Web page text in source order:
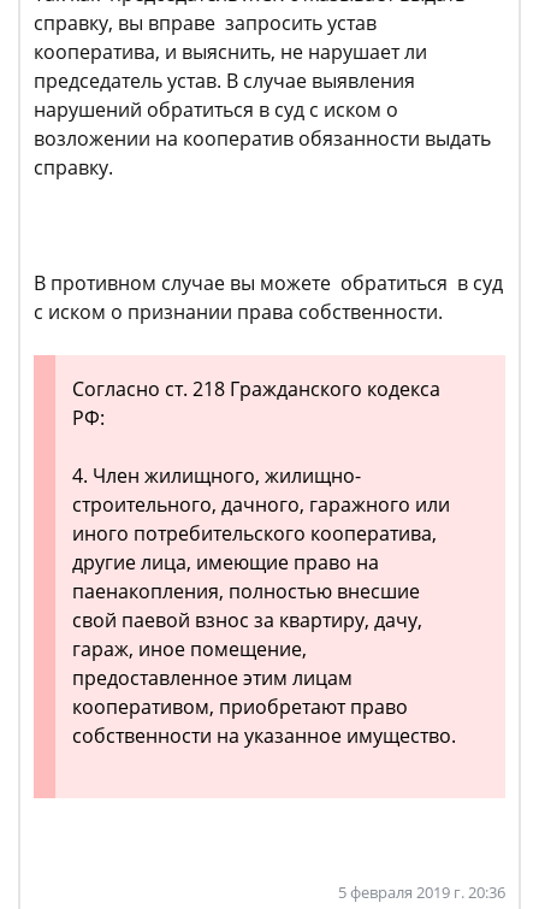
справку, вы вправе запросить устав
кооператива, и выяснить, не нарушает ли
председатель устав. В случае выявления
нарушений обратиться в суд с иском о
возложении на кооператив обязанности выдать
справку.
В противном случае вы можете обратиться в суд
с иском о признании права собственности.
Согласно ст. 218 Гражданского кодекса
РФ:
4. Член жилищного, жилищно-
строительного, дачного, гаражного или
иного потребительского кооператива,
другие лица, имеющие право на
паенакопления, полностью внесшие
свой паевой взнос за квартиру, дачу,
гараж, иное помещение,
предоставленное этим лицам
кооперативом, приобретают право
собственности на указанное имущество.
5 февраля 2019 г. 20:36